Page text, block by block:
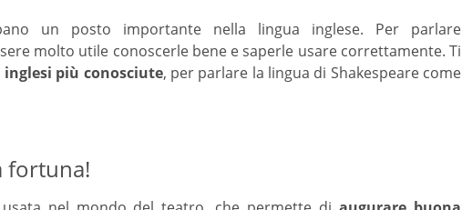
un posto importante nella lingua inglese. Per parlare
molto utile conoscerle bene e saperle usare correttamente. Ti
inglesi più conosciute, per parlare la lingua di Shakespeare come
fortuna!